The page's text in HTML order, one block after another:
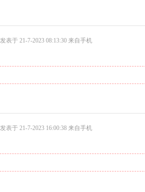
发表于 21-7-2023 08:13:30 来自手机
发表于 21-7-2023 16:00:38 来自手机